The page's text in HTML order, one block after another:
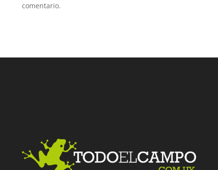
comentario.
Facebook